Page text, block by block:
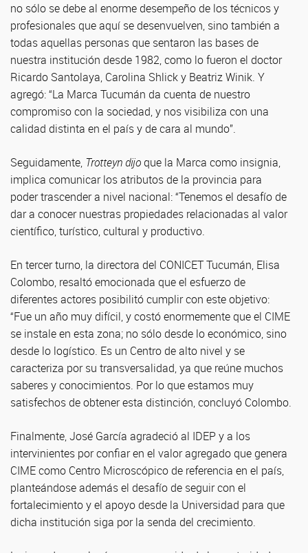
no sólo se debe al enorme desempeño de los técnicos y
profesionales que aquí se desenvuelven, sino también a
todas aquellas personas que sentaron las bases de
nuestra institución desde 1982, como lo fueron el doctor
Ricardo Santolaya, Carolina Shlick y Beatriz Winik. Y
agregó: “La Marca Tucumán da cuenta de nuestro
compromiso con la sociedad, y nos visibiliza con una
calidad distinta en el país y de cara al mundo”.
Seguidamente, Trotteyn dijoque la Marca como insignia,
implica comunicar los atributos de la provincia para
poder trascender a nivel nacional: “Tenemos el desafío de
dar a conocer nuestras propiedades relacionadas al valor
científico, turístico, cultural y productivo.
En tercer turno, la directora del CONICET Tucumán, Elisa
Colombo, resaltó emocionada que el esfuerzo de
diferentes actores posibilitó cumplir con este objetivo:
“Fue un año muy difícil, y costó enormemente que el CIME
se instale en esta zona; no sólo desde lo económico, sino
desde lo logístico. Es un Centro de alto nivel y se
caracteriza por su transversalidad, ya que reúne muchos
saberes y conocimientos. Por lo que estamos muy
satisfechos de obtener esta distinción, concluyó Colombo.
Finalmente, José García agradeció al IDEP y a los
intervinientes por confiar en el valor agregado que genera
CIME como Centro Microscópico de referencia en el país,
planteándose además el desafío de seguir con el
fortalecimiento y el apoyo desde la Universidad para que
dicha institución siga por la senda del crecimiento.